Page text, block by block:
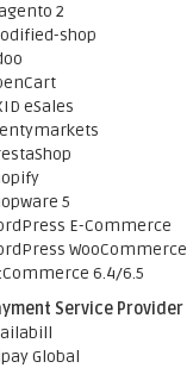
2
shop
eSales
5
E-Commerce
WooCommerce
6.4/6.5
Service Provider
Global